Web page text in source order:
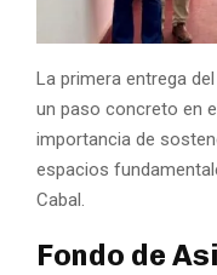
La primera entrega
un paso concreto en
importancia de
espacios
Cabal.
Fondo de